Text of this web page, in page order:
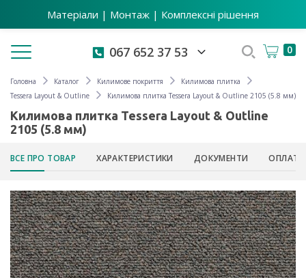
Матеріали | Монтаж | Комплексні рішення
Toggle navigation 067 652 37 53 0
Головна Каталог Килимове покриття
Килимова плитка
Tessera Layout & Outline
Килимова плитка Tessera Layout & Outline 2105 (5.8 мм)
Килимова плитка Tessera Layout & Outline
2105 (5.8 мм)
ВСЕ ПРО ТОВАР ХАРАКТЕРИСТИКИ ДОКУМЕНТИ ОПЛАТА